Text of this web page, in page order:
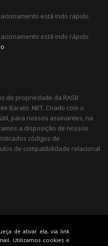
está indo rápido
está indo rápido
de propriedade da RASB
Barato .NET. Criado com o
para nossos assinantes, na
a disposição de nossos
códigos de
de compatibilidade relacional
de ativar ela, via link
Utilizamos cookies e